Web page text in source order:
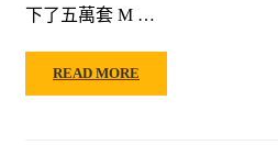
下了五萬套 M …
READ MORE